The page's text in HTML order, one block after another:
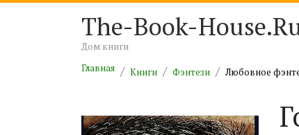
The-Book-
Дом книги
Главная
Книги Фэнтези Любовное